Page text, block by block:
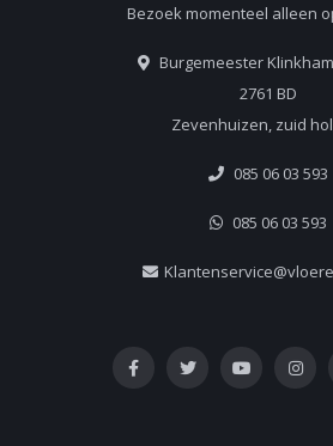
Bezoek momenteel alleen
Burgemeester
2761 BD
Zevenhuizen, zuid
085 06 03 593
085 06 03 593